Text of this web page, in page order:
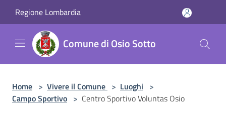
Regione Lombardia
Comune di Osio Sotto
Home > Vivere il Comune > Luoghi >
Campo Sportivo > Centro Sportivo Voluntas Osio